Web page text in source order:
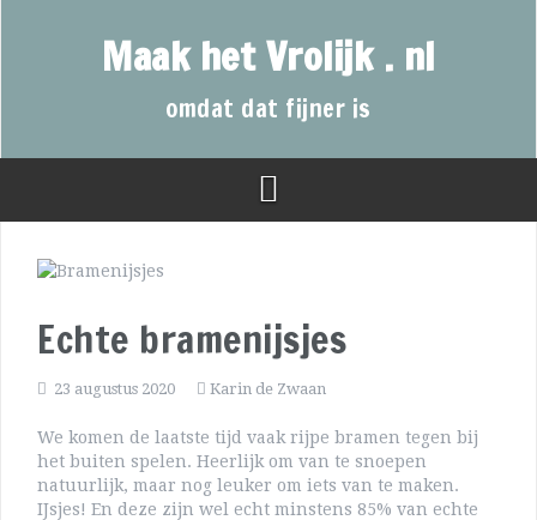
Maak het Vrolijk . nl
omdat dat fijner is
Echte bramenijsjes
23 augustus 2020 Karin de Zwaan
We komen de laatste tijd vaak rijpe bramen tegen bij
het buiten spelen. Heerlijk om van te snoepen
natuurlijk, maar nog leuker om iets van te maken.
IJsjes! En deze zijn wel echt minstens 85% van echte